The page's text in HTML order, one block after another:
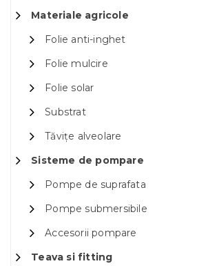
Materiale agricole
Folie anti-inghet
Folie mulcire
Folie solar
Substrat
Tăvițe alveolare
Sisteme de pompare
Pompe de suprafata
Pompe submersibile
Accesorii pompare
Teava si fitting